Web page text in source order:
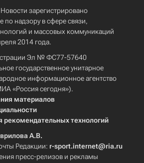
зарегистрировано
по надзору в сфере связи,
и массовых коммуникаций
2014 года.
Эл № ФС77-57640
государственное унитарное
информационное агентство
«Россия сегодня»).
материалов
рекомендательных технологий
А.В.
Редакции: r-sport.internet@ria.ru
пресс-релизов и рекламы